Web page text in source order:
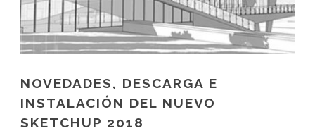
NOVEDADES, DESCARGA E
INSTALACIÓN DEL NUEVO
SKETCHUP 2018